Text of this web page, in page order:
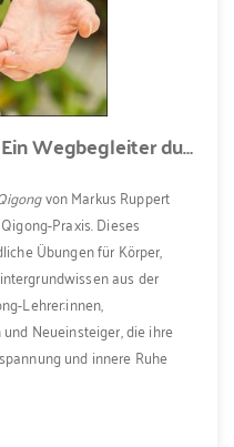
Grundlagen des Qigong – Ein Wegbegleiter durch die ersten Jahre der Qigong-Praxis
von Markus Ruppert
Praxis. Dieses
Übungen für Körper,
aus der
Lehrer:innen,
Neueinsteiger, die ihre
und innere Ruhe